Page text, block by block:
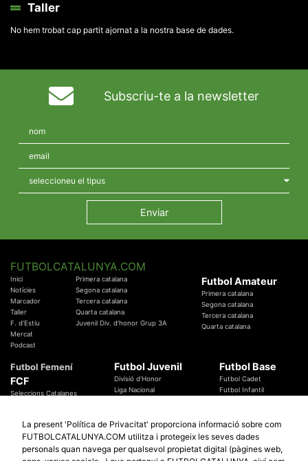
Taller
No hem trobat cap partit ajornat a la nostra base de dades.
Subscriu-te a la newsletter
FUTBOLCATALUNYA.COM
Inici
Notícies
Marcador
Taller
F. d'Estiu
Mercat
Podcast
Primera catalana
Segona catalana
Tercera catalana
Quarta catalana
Juvenil Div. d'honor Grup 3A
Futbol Amateur
Primera catalana
Segona catalana
Tercera catalana
Quarta catalana
Futbol Femení
FCF
Seleccions Catalanes
Temes Federatius
Futbol Juvenil
Divisió d'Honor
Liga Nacional
Futbol Base
Futbol Cadet
Futbol Infantil
Futbol Catalunya Especials
La present 'Política de Privacitat' proporciona informació sobre com
FUTBOLCATALUNYA.COM utilitza i protegeix les seves dades
personals quan navega per qualsevol propietat digital (pàgines web,